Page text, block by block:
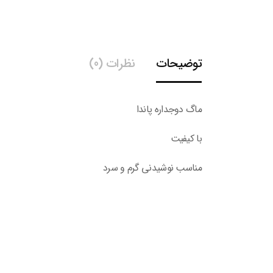
توضیحات نظرات (0)
ماگ دوجداره پاندا
با کیفیت
مناسب نوشیدنی گرم و سرد